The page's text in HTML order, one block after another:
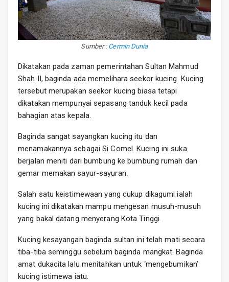
Sumber : Cermin Dunia
Dikatakan pada zaman pemerintahan Sultan Mahmud
Shah II, baginda ada memelihara seekor kucing. Kucing
tersebut merupakan seekor kucing biasa tetapi
dikatakan mempunyai sepasang tanduk kecil pada
bahagian atas kepala.
Baginda sangat sayangkan kucing itu dan
menamakannya sebagai Si Comel. Kucing ini suka
berjalan meniti dari bumbung ke bumbung rumah dan
gemar memakan sayur-sayuran.
Salah satu keistimewaan yang cukup dikagumi ialah
kucing ini dikatakan mampu mengesan musuh-musuh
yang bakal datang menyerang Kota Tinggi.
Kucing kesayangan baginda sultan ini telah mati secara
tiba-tiba seminggu sebelum baginda mangkat. Baginda
amat dukacita lalu menitahkan untuk ‘mengebumikan’
kucing istimewa iatu.